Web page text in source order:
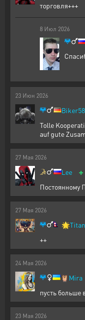
торговля+++
8 Июл 2026
23 Июн 2026
Biker58
Tolle
auf gute
27 Мая 2026
Lee +
Постоянному
27 Мая 2026
🌟
++
24 Мая 2026
🦉 Mira
пусть больше
23 Мая 2026